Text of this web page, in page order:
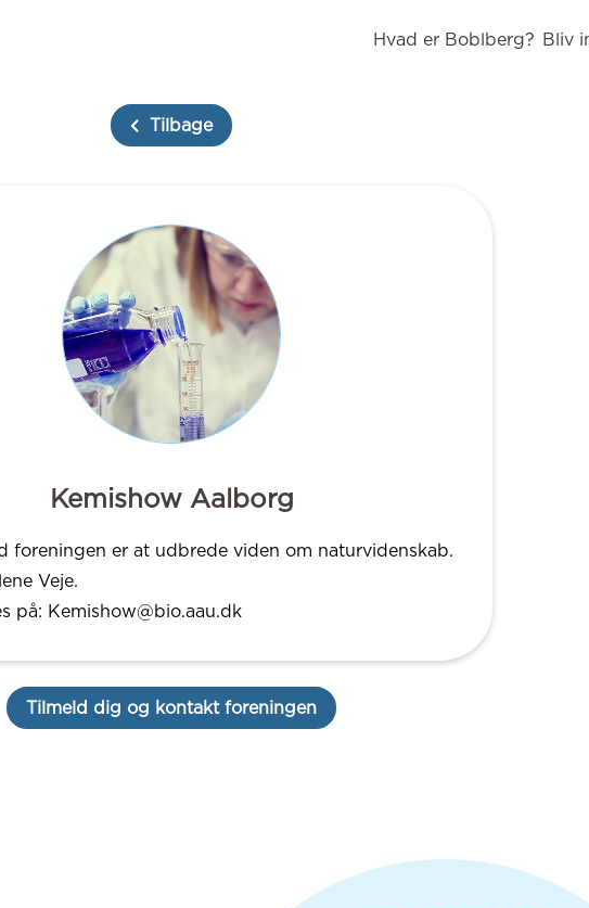
Hvad er Boblberg? Bliv
Tilbage
Kemishow Aalborg
foreningen er at udbrede viden om naturvidenskab.
Veje.
på: Kemishow@bio.aau.dk
Tilmeld dig og kontakt foreningen